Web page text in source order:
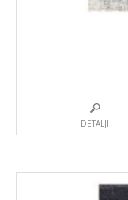
DETALJI